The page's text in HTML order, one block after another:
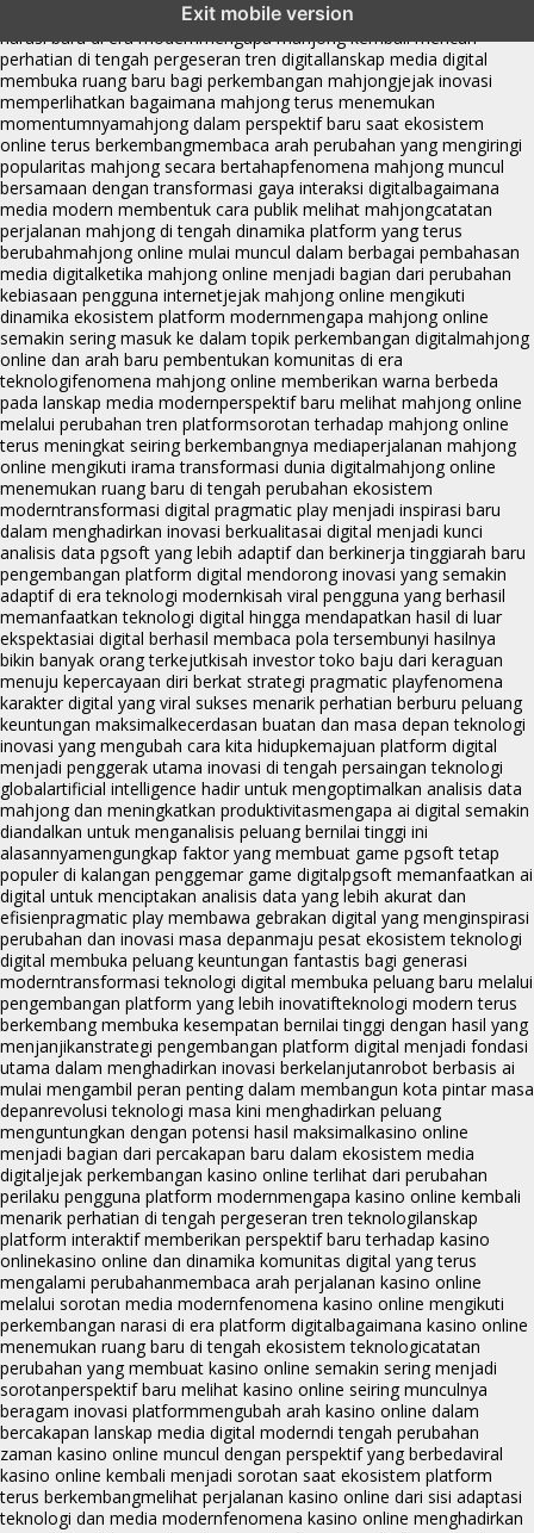
Exit mobile version
dari komunitas hingga platform mahjong membangun
narasi baru di era modernmengapa mahjong kembali mencuri
perhatian di tengah pergeseran tren digitallanskap media digital
membuka ruang baru bagi perkembangan mahjongjejak inovasi
memperlihatkan bagaimana mahjong terus menemukan
momentumnyamahjong dalam perspektif baru saat ekosistem
online terus berkembangmembaca arah perubahan yang mengiringi
popularitas mahjong secara bertahapfenomena mahjong muncul
bersamaan dengan transformasi gaya interaksi digitalbagaimana
media modern membentuk cara publik melihat mahjongcatatan
perjalanan mahjong di tengah dinamika platform yang terus
berubahmahjong online mulai muncul dalam berbagai pembahasan
media digitalketika mahjong online menjadi bagian dari perubahan
kebiasaan pengguna internetjejak mahjong online mengikuti
dinamika ekosistem platform modernmengapa mahjong online
semakin sering masuk ke dalam topik perkembangan digitalmahjong
online dan arah baru pembentukan komunitas di era
teknologifenomena mahjong online memberikan warna berbeda
pada lanskap media modernperspektif baru melihat mahjong online
melalui perubahan tren platformsorotan terhadap mahjong online
terus meningkat seiring berkembangnya mediaperjalanan mahjong
online mengikuti irama transformasi dunia digitalmahjong online
menemukan ruang baru di tengah perubahan ekosistem
moderntransformasi digital pragmatic play menjadi inspirasi baru
dalam menghadirkan inovasi berkualitasai digital menjadi kunci
analisis data pgsoft yang lebih adaptif dan berkinerja tinggiarah baru
pengembangan platform digital mendorong inovasi yang semakin
adaptif di era teknologi modernkisah viral pengguna yang berhasil
memanfaatkan teknologi digital hingga mendapatkan hasil di luar
ekspektasiai digital berhasil membaca pola tersembunyi hasilnya
bikin banyak orang terkejutkisah investor toko baju dari keraguan
menuju kepercayaan diri berkat strategi pragmatic playfenomena
karakter digital yang viral sukses menarik perhatian berburu peluang
keuntungan maksimalkecerdasan buatan dan masa depan teknologi
inovasi yang mengubah cara kita hidupkemajuan platform digital
menjadi penggerak utama inovasi di tengah persaingan teknologi
globalartificial intelligence hadir untuk mengoptimalkan analisis data
mahjong dan meningkatkan produktivitasmengapa ai digital semakin
diandalkan untuk menganalisis peluang bernilai tinggi ini
alasannyamengungkap faktor yang membuat game pgsoft tetap
populer di kalangan penggemar game digitalpgsoft memanfaatkan ai
digital untuk menciptakan analisis data yang lebih akurat dan
efisienpragmatic play membawa gebrakan digital yang menginspirasi
perubahan dan inovasi masa depanmaju pesat ekosistem teknologi
digital membuka peluang keuntungan fantastis bagi generasi
moderntransformasi teknologi digital membuka peluang baru melalui
pengembangan platform yang lebih inovatifteknologi modern terus
berkembang membuka kesempatan bernilai tinggi dengan hasil yang
menjanjikanstrategi pengembangan platform digital menjadi fondasi
utama dalam menghadirkan inovasi berkelanjutanrobot berbasis ai
mulai mengambil peran penting dalam membangun kota pintar masa
depanrevolusi teknologi masa kini menghadirkan peluang
menguntungkan dengan potensi hasil maksimalkasino online
menjadi bagian dari percakapan baru dalam ekosistem media
digitaljejak perkembangan kasino online terlihat dari perubahan
perilaku pengguna platform modernmengapa kasino online kembali
menarik perhatian di tengah pergeseran tren teknologilanskap
platform interaktif memberikan perspektif baru terhadap kasino
onlinekasino online dan dinamika komunitas digital yang terus
mengalami perubahanmembaca arah perjalanan kasino online
melalui sorotan media modernfenomena kasino online mengikuti
perkembangan narasi di era platform digitalbagaimana kasino online
menemukan ruang baru di tengah ekosistem teknologicatatan
perubahan yang membuat kasino online semakin sering menjadi
sorotanperspektif baru melihat kasino online seiring munculnya
beragam inovasi platformmengubah arah kasino online dalam
bercakapan lanskap media digital moderndi tengah perubahan
zaman kasino online muncul dengan perspektif yang berbedaviral
kasino online kembali menjadi sorotan saat ekosistem platform
terus berkembangmelihat perjalanan kasino online dari sisi adaptasi
teknologi dan media modernfenomena kasino online menghadirkan